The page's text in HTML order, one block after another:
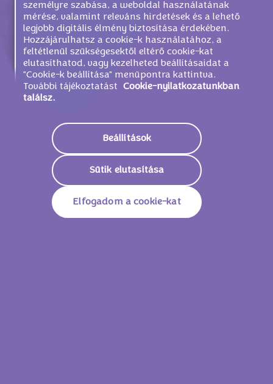
Milka Happy Cow 90g
személyre szabása, a weboldal használatának
mérése, valamint releváns hirdetések és a lehető
legjobb digitális élmény biztosítása érdekében.
Hozzájárulhatsz a cookie-k használatához, a
feltétlenül szükségesektől eltérő cookie-kat
elutasíthatod, vagy kezelheted beállításaidat a
"Cookie-k beállítása" menüpontra kattintva.
További tájékoztatást
Cookie-nyilatkozatunkban
találsz.
Beállítások
Sütik elutasítása
Elfogadom a cookie-kat